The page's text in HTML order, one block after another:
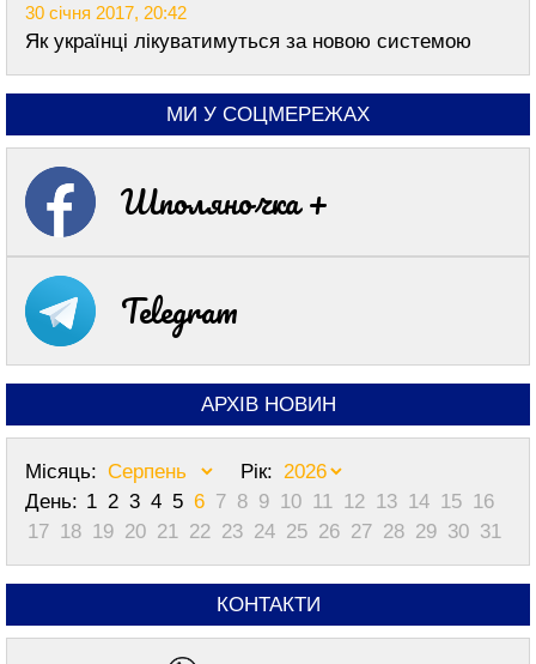
30 січня 2017, 20:42
Як українці лікуватимуться за новою системою
МИ У СОЦМЕРЕЖАХ
Шполяночка +
Telegram
АРХІВ НОВИН
Місяць:
Рік:
День: 1 2 3 4 5 6 7 8 9 10 11 12 13 14 15 16
17 18 19 20 21 22 23 24 25 26 27 28 29 30 31
КОНТАКТИ